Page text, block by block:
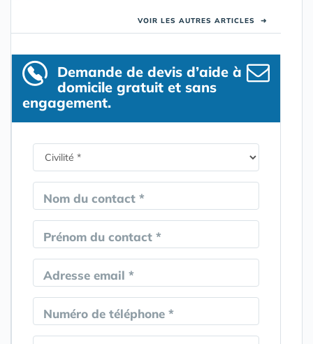
VOIR LES AUTRES ARTICLES ➜
Demande de devis d’aide à
domicile gratuit et sans
engagement.
Nom du contact *
Prénom du contact *
Adresse email *
Numéro de téléphone *